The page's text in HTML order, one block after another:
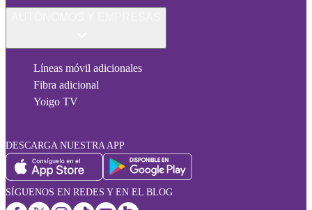
Líneas móvil adicionales
Fibra adicional
Yoigo TV
DESCARGA NUESTRA APP
SÍGUENOS EN REDES Y EN EL BLOG